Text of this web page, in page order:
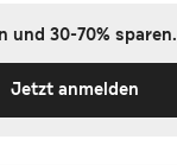
und 30-70% sparen.
Jetzt anmelden